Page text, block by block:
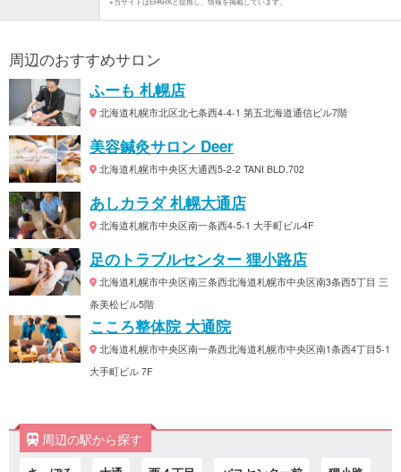
周辺のおすすめサロン
ふーも 札幌店
北海道札幌市北区北七条西4-4-1 第五北海道通信ビル7階
美容鍼灸サロン Deer
北海道札幌市中央区大通西5-2-2 TANI BLD.702
あしカラダ 札幌大通店
北海道札幌市中央区南一条西4-5-1 大手町ビル4F
足のトラブルセンター 狸小路店
北海道札幌市中央区南三条西北海道札幌市中央区南3条西5丁目 三
条美松ビル5階
こころ整体院 大通院
北海道札幌市中央区南一条西北海道札幌市中央区南1条西4丁目5-1
大手町ビル 7F
周辺の駅から探す